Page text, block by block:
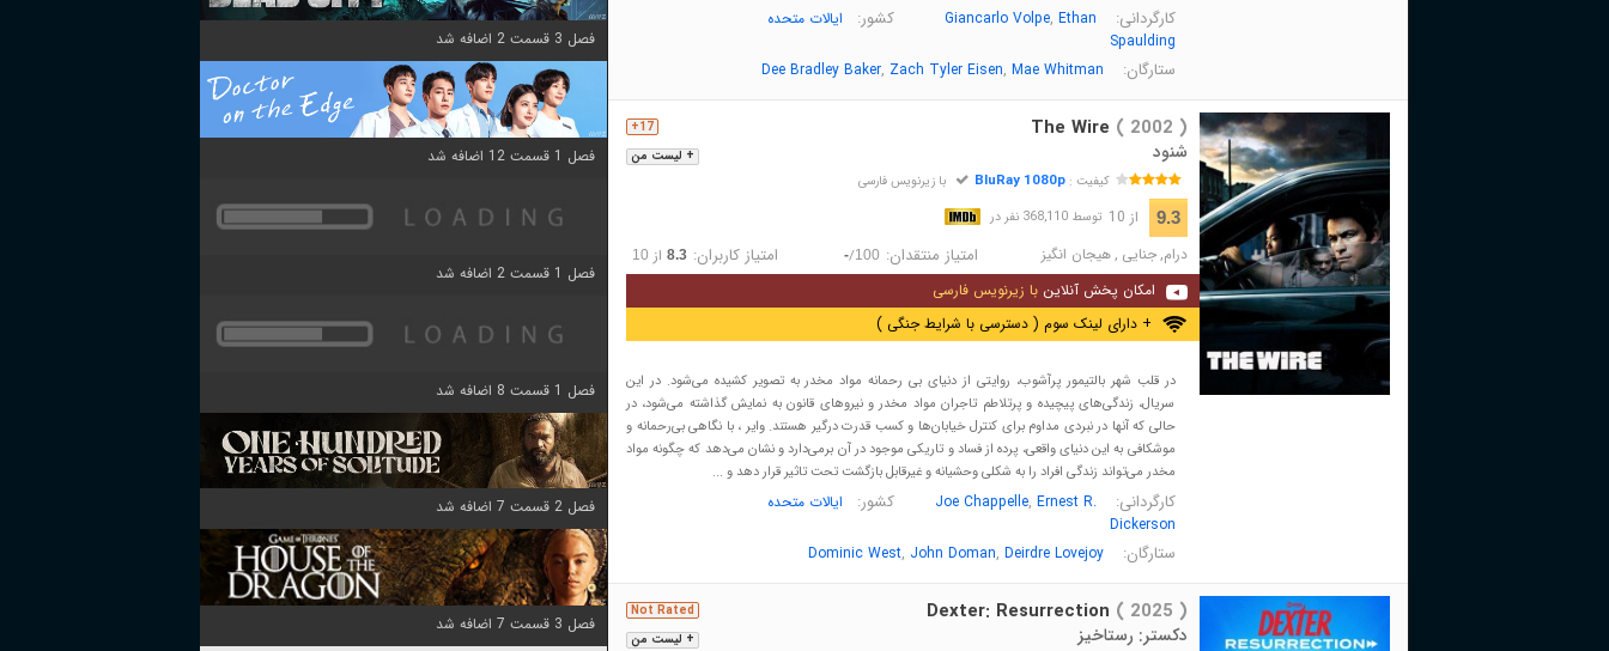
کارگردانی: Giancarlo Volpe, Ethan
Spaulding
کشور: ایالات متحده
ستارگان: Dee Bradley Baker, Zach Tyler Eisen, Mae Whitman
+ لیست من
17+ The Wire ( 2002 )
شنود
کیفیت :BluRay 1080p با زیرنویس فارسی
9.3 از 10 توسط 368,110 نفر در
درام,جنایی ,هیجان انگیز امتیاز منتقدان: -/100 امتیاز کاربران: 8.3 از 10
امکان پخش آنلاین با زیرنویس فارسی
+ دارای لینک سوم ( دسترسی با شرایط جنگی )
در قلب شهر بالتیمور پرآشوب، روایتی از دنیای بی رحمانه مواد مخدر به تصویر کشیده می‌شود. در این
سریال، زندگی‌های پیچیده و پرتلاطم تاجران مواد مخدر و نیروهای قانون به نمایش گذاشته می‌شود، در
حالی که آنها در نبردی مداوم برای کنترل خیابان‌ها و کسب قدرت درگیر هستند. وایر ، با نگاهی بی‌رحمانه و
موشکافی به این دنیای واقعی، پرده از فساد و تاریکی موجود در آن برمی‌دارد و نشان می‌دهد که چگونه مواد
مخدر می‌تواند زندگی افراد را به شکلی وحشیانه و غیرقابل بازگشت تحت تاثیر قرار دهد و ...
کارگردانی: Joe Chappelle, Ernest R.
Dickerson
کشور: ایالات متحده
ستارگان: Dominic West, John Doman, Deirdre Lovejoy
+ لیست من
Not Rated Dexter: Resurrection ( 2025 )
دکستر: رستاخیز
فصل 3 قسمت 2 اضافه شد
فصل 1 قسمت 12 اضافه شد
فصل 1 قسمت 2 اضافه شد
فصل 1 قسمت 8 اضافه شد
فصل 2 قسمت 7 اضافه شد
فصل 3 قسمت 7 اضافه شد